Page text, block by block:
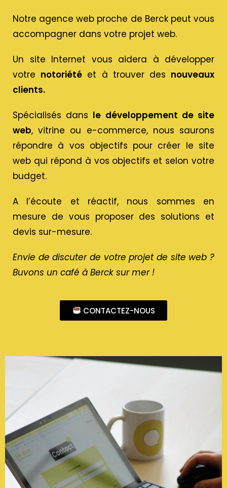
Notre agence web proche de Berck peut vous
accompagner dans votre projet web.
Un site Internet vous aidera à développer
votre notoriété et à trouver des nouveaux
clients.
Spécialisés dans le développement de site
web, vitrine ou e-commerce, nous saurons
répondre à vos objectifs pour créer le site
web qui répond à vos objectifs et selon votre
budget.
A l’écoute et réactif, nous sommes en
mesure de vous proposer des solutions et
devis sur-mesure.
Envie de discuter de votre projet de site web ?
Buvons un café à Berck sur mer !
CONTACTEZ-NOUS